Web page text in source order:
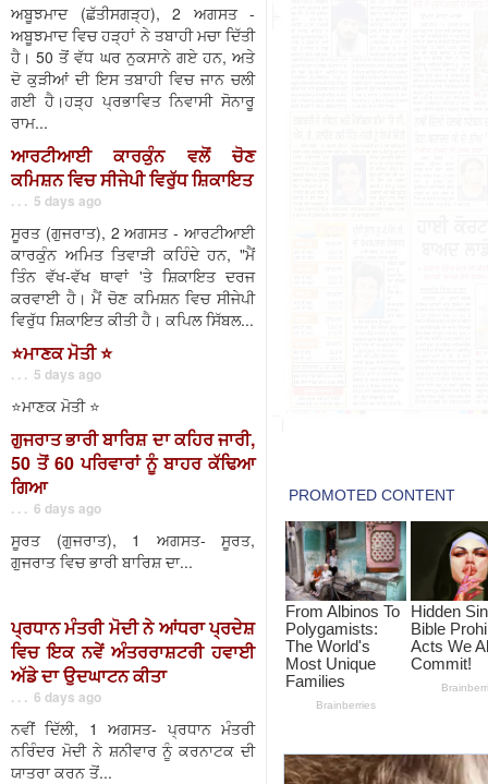
ਅਬੂਝਮਾਦ (ਛੱਤੀਸਗੜ੍ਹ), 2 ਅਗਸਤ -
ਅਬੂਝਮਾਦ ਵਿਚ ਹੜ੍ਹਾਂ ਨੇ ਤਬਾਹੀ ਮਚਾ ਦਿੱਤੀ
ਹੈ। 50 ਤੋਂ ਵੱਧ ਘਰ ਨੁਕਸਾਨੇ ਗਏ ਹਨ, ਅਤੇ
ਦੋ ਕੁੜੀਆਂ ਦੀ ਇਸ ਤਬਾਹੀ ਵਿਚ ਜਾਨ ਚਲੀ
ਗਈ ਹੈ।ਹੜ੍ਹ ਪ੍ਰਭਾਵਿਤ ਨਿਵਾਸੀ ਸੋਨਾਰੂ
ਰਾਮ...
ਆਰਟੀਆਈ ਕਾਰਕੁੰਨ ਵਲੋਂ ਚੋਣ
ਕਮਿਸ਼ਨ ਵਿਚ ਸੀਜੇਪੀ ਵਿਰੁੱਧ ਸ਼ਿਕਾਇਤ
. . . 5 days ago
ਸੂਰਤ (ਗੁਜਰਾਤ), 2 ਅਗਸਤ - ਆਰਟੀਆਈ
ਕਾਰਕੁੰਨ ਅਮਿਤ ਤਿਵਾੜੀ ਕਹਿੰਦੇ ਹਨ, "ਮੈਂ
ਤਿੰਨ ਵੱਖ-ਵੱਖ ਥਾਵਾਂ 'ਤੇ ਸ਼ਿਕਾਇਤ ਦਰਜ
ਕਰਵਾਈ ਹੈ। ਮੈਂ ਚੋਣ ਕਮਿਸ਼ਨ ਵਿਚ ਸੀਜੇਪੀ
ਵਿਰੁੱਧ ਸ਼ਿਕਾਇਤ ਕੀਤੀ ਹੈ। ਕਪਿਲ ਸਿੱਬਲ...
⭐️ਮਾਣਕ ਮੋਤੀ ⭐️
. . . 5 days ago
⭐️ਮਾਣਕ ਮੋਤੀ ⭐️
ਗੁਜਰਾਤ ਭਾਰੀ ਬਾਰਿਸ਼ ਦਾ ਕਹਿਰ ਜਾਰੀ,
50 ਤੋਂ 60 ਪਰਿਵਾਰਾਂ ਨੂੰ ਬਾਹਰ ਕੱਢਿਆ
ਗਿਆ
. . . 6 days ago
ਸੂਰਤ (ਗੁਜਰਾਤ), 1 ਅਗਸਤ- ਸੂਰਤ,
ਗੁਜਰਾਤ ਵਿਚ ਭਾਰੀ ਬਾਰਿਸ਼ ਦਾ...
ਪ੍ਰਧਾਨ ਮੰਤਰੀ ਮੋਦੀ ਨੇ ਆਂਧਰਾ ਪ੍ਰਦੇਸ਼
ਵਿਚ ਇਕ ਨਵੇਂ ਅੰਤਰਰਾਸ਼ਟਰੀ ਹਵਾਈ
ਅੱਡੇ ਦਾ ਉਦਘਾਟਨ ਕੀਤਾ
. . . 6 days ago
ਨਵੀਂ ਦਿੱਲੀ, 1 ਅਗਸਤ- ਪ੍ਰਧਾਨ ਮੰਤਰੀ
ਨਰਿੰਦਰ ਮੋਦੀ ਨੇ ਸ਼ਨੀਵਾਰ ਨੂੰ ਕਰਨਾਟਕ ਦੀ
ਯਾਤਰਾ ਕਰਨ ਤੋਂ...